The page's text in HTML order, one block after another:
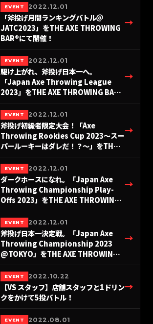
EVENT 2022.12.01
「斧投げ月間ランキングバトル＠
JATC2023」をTHE AXE THROWING
BAR®︎にて開催！
→
EVENT 2022.12.01
駆け上がれ、斧投げ日本一へ。
「Japan Axe Throwing League
2023」をTHE AXE THROWING BAR®︎
にて開催決定！
→
EVENT 2022.12.01
斧投げ初級者限定大会！「Axe
Throwing Rookies Cup 2023〜スー
パールーキーはダレだ！？〜」をTHE
AXE THROWING BAR®︎にて開催決定！
→
EVENT 2022.12.01
ダークホースになれ。「Japan Axe
Throwing Championship Play-
Offs 2023」をTHE AXE THROWING
BAR®︎にて、11月12日に開催決定！
→
EVENT 2022.12.01
斧投げ日本一決定戦。「Japan Axe
Throwing Championship 2023
@TOKYO」をTHE AXE THROWING
BAR®︎浅草店にて2023年12月3日に開
催決定！
→
EVENT 2022.10.22
【VS スタッフ】店舗スタッフと1ドリン
クをかけて5投バトル！
→
EVENT 2022.08.01